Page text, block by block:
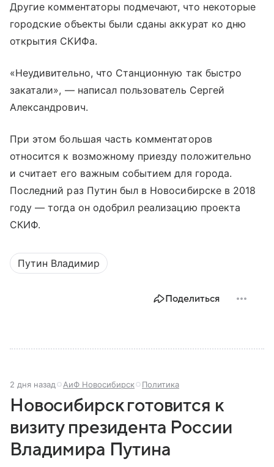
Другие комментаторы подмечают, что некоторые
городские объекты были сданы аккурат ко дню
открытия СКИФа.
«Неудивительно, что Станционную так быстро
закатали», — написал пользователь Сергей
Александрович.
При этом большая часть комментаторов
относится к возможному приезду положительно
и считает его важным событием для города.
Последний раз Путин был в Новосибирске в 2018
году — тогда он одобрил реализацию проекта
СКИФ.
Путин Владимир
Поделиться
2 дня назад АиФ Новосибирск Политика
Новосибирск готовится к
визиту президента России
Владимира Путина